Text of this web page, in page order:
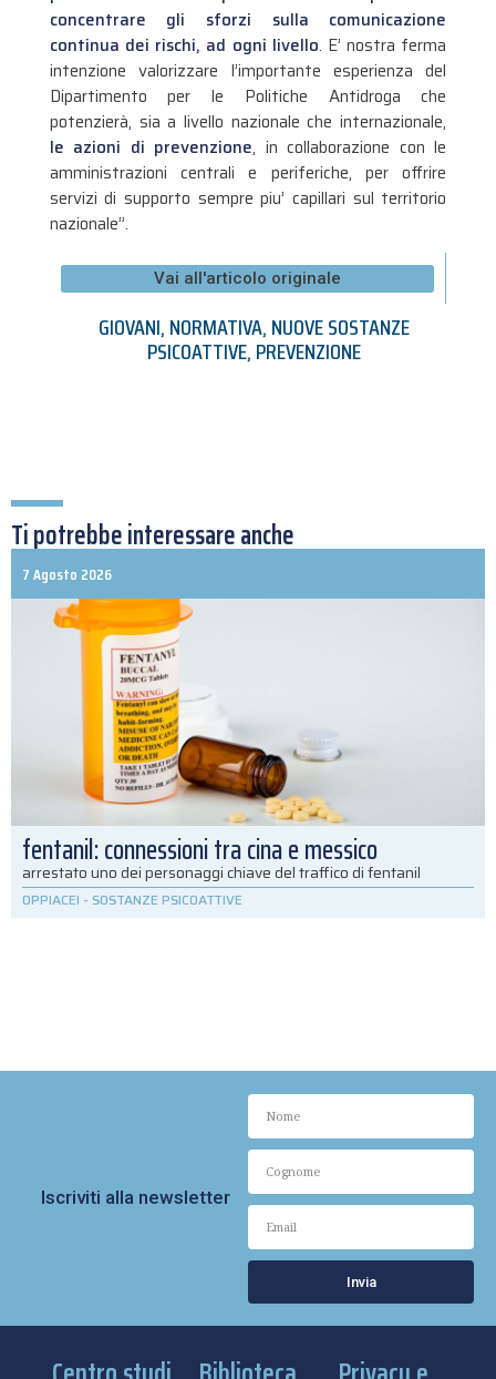
concentrare gli sforzi sulla comunicazione
continua dei rischi, ad ogni livello. E’ nostra ferma
intenzione valorizzare l’importante esperienza del
Dipartimento per le Politiche Antidroga che
potenzierà, sia a livello nazionale che internazionale,
le azioni di prevenzione, in collaborazione con le
amministrazioni centrali e periferiche, per offrire
servizi di supporto sempre piu’ capillari sul territorio
nazionale”.
Vai all'articolo originale
GIOVANI,NORMATIVA,NUOVE SOSTANZE
PSICOATTIVE,PREVENZIONE
Ti potrebbe interessare anche
7 Agosto 2026
fentanil: connessioni tra cina e messico
arrestato uno dei personaggi chiave del traffico di fentanil
OPPIACEI - SOSTANZE PSICOATTIVE
Iscriviti alla newsletter
Invia